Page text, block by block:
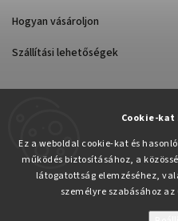
Cookie-kat
Ez a weboldal cookie-kat és
működés biztosításához, a
látogatottság elemzéséhez,
személyre szabásához
Hogyan vásároljon
Szállítási lehetőségek